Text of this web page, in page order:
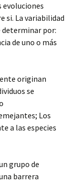
evoluciones
si. La variabilidad
determinar por:
de uno o más
originan
se
Los
a las especies
grupo de
barrera